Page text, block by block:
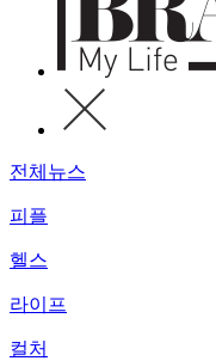
전체뉴스
피플
헬스
라이프
컬처